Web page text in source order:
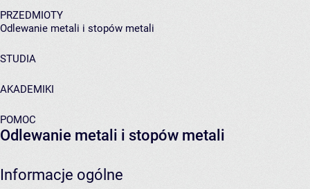
PRZEDMIOTY
Odlewanie metali i stopów metali
STUDIA
AKADEMIKI
POMOC
Odlewanie metali i stopów metali
Informacje ogólne